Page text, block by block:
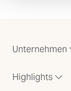
Unternehmen
Highlights